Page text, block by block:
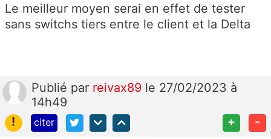
Le meilleur moyen serai en effet de tester
sans switchs tiers entre le client et la Delta
Publié par reivax89 le 27/02/2023 à
14h49
!
citer + -